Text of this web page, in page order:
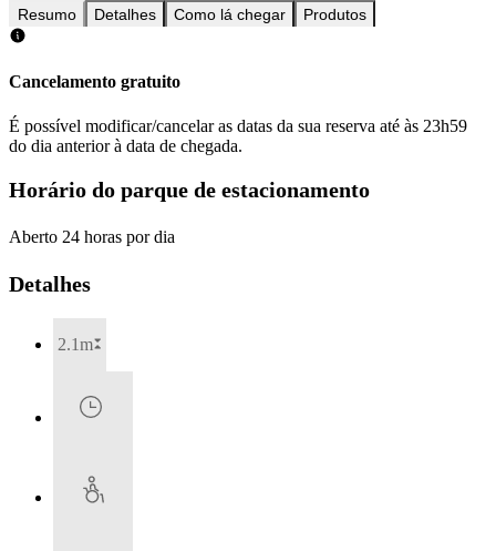
Resumo Detalhes Como lá chegar Produtos
Cancelamento gratuito
É possível modificar/cancelar as datas da sua reserva até às 23h59
do dia anterior à data de chegada.
Horário do parque de estacionamento
Aberto 24 horas por dia
Detalhes
2.1m